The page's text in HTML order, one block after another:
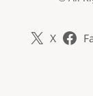
X